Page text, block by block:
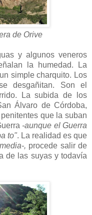
de Orive
y algunos veneros
la humedad. La
simple charquito. Los
desgañitan. Son el
La subida de los
Álvaro de Córdoba,
que la suban
-aunque el Guerra
to". La realidad es que
, procede salir de
de las suyas y todavía